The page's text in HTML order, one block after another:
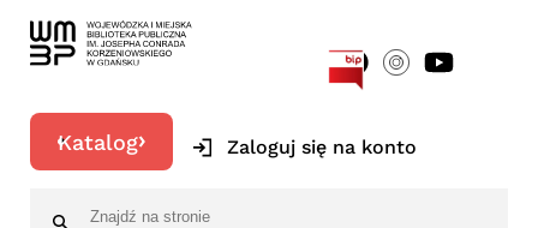
Katalog Zaloguj się na konto